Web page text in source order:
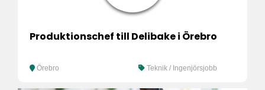
Produktionschef till Delibake i Örebro
Örebro Teknik / Ingenjörsjobb